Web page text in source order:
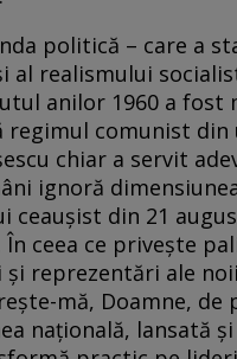
politică – care a
realismului
anilor 1960 a
regimul comunist
chiar a servit
ignoră
ceauşist din 21
ceea ce priveşte
reprezentări ale
mă, Doamne, de
naţională, lansată